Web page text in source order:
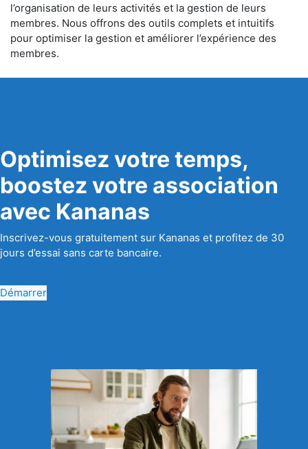
l’organisation de leurs activités et la gestion de leurs
membres. Nous offrons des outils complets et intuitifs
pour optimiser la gestion et améliorer l’expérience des
membres.
Optimisez votre temps,
boostez votre association
avec Kananas
Inscrivez-vous gratuitement sur Kananas et profitez de 30
jours d’essai sans carte bancaire.
Démarrer